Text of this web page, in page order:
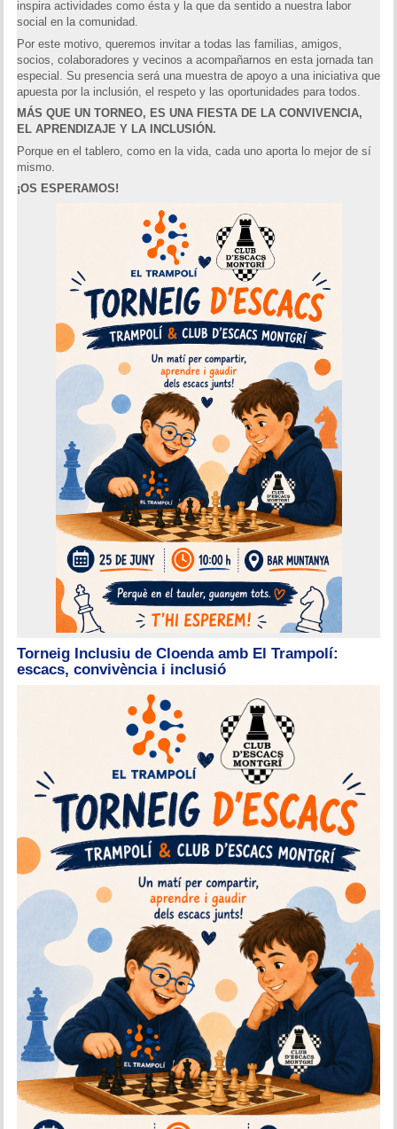
inspira actividades como ésta y la que da sentido a nuestra labor
social en la comunidad.
Por este motivo, queremos invitar a todas las familias, amigos,
socios, colaboradores y vecinos a acompañarnos en esta jornada tan
especial. Su presencia será una muestra de apoyo a una iniciativa que
apuesta por la inclusión, el respeto y las oportunidades para todos.
MÁS QUE UN TORNEO, ES UNA FIESTA DE LA CONVIVENCIA,
EL APRENDIZAJE Y LA INCLUSIÓN.
Porque en el tablero, como en la vida, cada uno aporta lo mejor de sí
mismo.
¡OS ESPERAMOS!
Torneig Inclusiu de Cloenda amb El Trampolí:
escacs, convivència i inclusió